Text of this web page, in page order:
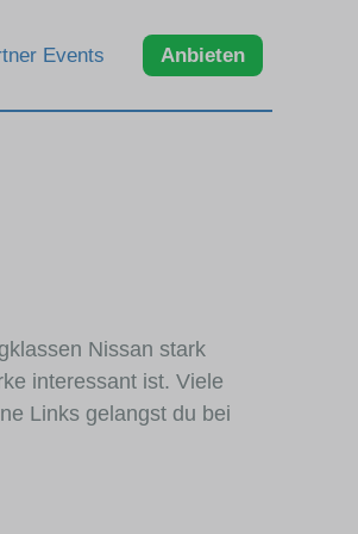
Events Anbieten
Nissan stark
interessant ist. Viele
Links gelangst du bei